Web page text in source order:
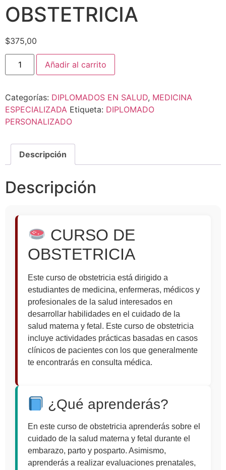
OBSTETRICIA
$375,00
Añadir al carrito
Categorías: DIPLOMADOS EN SALUD, MEDICINA
ESPECIALIZADA Etiqueta: DIPLOMADO
PERSONALIZADO
Descripción
Descripción
CURSO DE
OBSTETRICIA
Este curso de obstetricia está dirigido a
estudiantes de medicina, enfermeras, médicos y
profesionales de la salud interesados en
desarrollar habilidades en el cuidado de la
salud materna y fetal. Este curso de obstetricia
incluye actividades prácticas basadas en casos
clínicos de pacientes con los que generalmente
te encontrarás en consulta médica.
¿Qué aprenderás?
En este curso de obstetricia aprenderás sobre el
cuidado de la salud materna y fetal durante el
embarazo, parto y posparto. Asimismo,
aprenderás a realizar evaluaciones prenatales,